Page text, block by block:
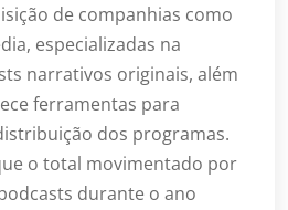
de companhias como
especializadas na
narrativos originais, além
ferramentas para
dos programas.
o total movimentado por
durante o ano